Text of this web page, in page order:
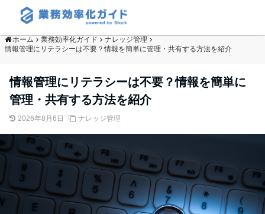
ホーム 業務効率化ガイド
ナレッジ管理
情報管理にリテラシーは不要？情報を簡単に管理・共有する方法を紹介
情報管理にリテラシーは不要？情報を簡単に
管理・共有する方法を紹介
2026年8月6日 ナレッジ管理